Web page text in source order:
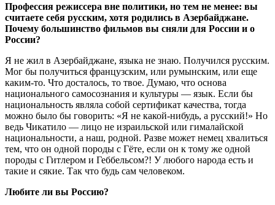
Профессия режиссера вне политики, но тем не менее: вы
считаете себя русским, хотя родились в Азербайджане.
Почему большинство фильмов вы сняли для России и о
России?
Я не жил в Азербайджане, языка не знаю. Получился русским.
Мог бы получиться французским, или румынским, или еще
каким-то. Что досталось, то твое. Думаю, что основа
национального самосознания и культуры — язык. Если бы
национальность являла собой сертификат качества, тогда
можно было бы говорить: «Я не какой-нибудь, а русский!» Но
ведь Чикатило — лицо не израильской или гималайской
национальности, а наш, родной. Разве может немец хвалиться
тем, что он одной породы с Гёте, если он к тому же одной
породы с Гитлером и Геббельсом?! У любого народа есть и
такие и сякие. Так что будь сам человеком.
Любите ли вы Россию?